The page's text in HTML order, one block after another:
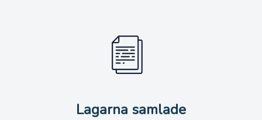
Lagarna samlade